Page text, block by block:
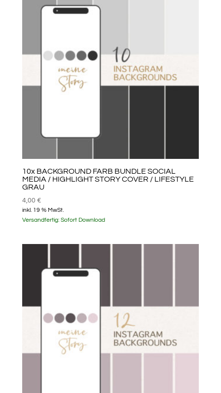
10x BACKGROUND FARB BUNDLE SOCIAL
MEDIA / HIGHLIGHT STORY COVER / LIFESTYLE
GRAU
4,00 €
inkl. 19 % MwSt.
Versandfertig: Sofort Download